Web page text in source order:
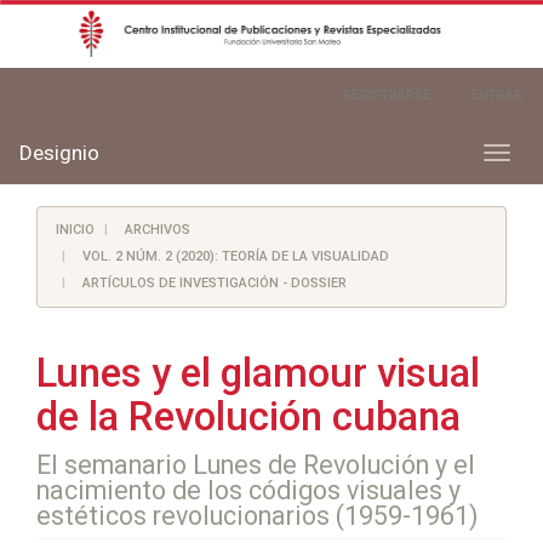
principal
Barra
lateral
Toggle
Designio
INICIO
ARCHIVOS
VOL. 2 NÚM. 2 (2020): TEORÍA DE LA VISUALIDAD
ARTÍCULOS DE INVESTIGACIÓN - DOSSIER
Lunes y el glamour visual
de la Revolución cubana
El semanario Lunes de Revolución y el
nacimiento de los códigos visuales y
estéticos revolucionarios (1959-1961)